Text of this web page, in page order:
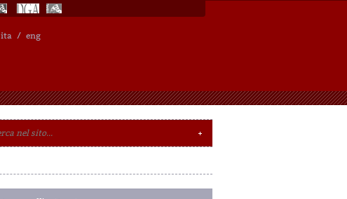
ita / eng